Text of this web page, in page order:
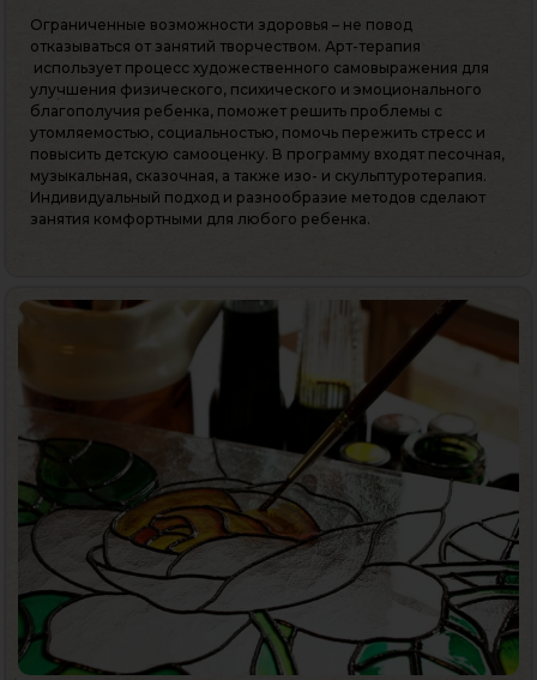
Ограниченные возможности здоровья – не повод
отказываться от занятий творчеством. Арт-терапия
использует процесс художественного самовыражения для
улучшения физического, психического и эмоционального
благополучия ребенка, поможет решить проблемы с
утомляемостью, социальностью, помочь пережить стресс и
повысить детскую самооценку. В программу входят песочная,
музыкальная, сказочная, а также изо- и скульптуротерапия.
Индивидуальный подход и разнообразие методов сделают
занятия комфортными для любого ребенка.